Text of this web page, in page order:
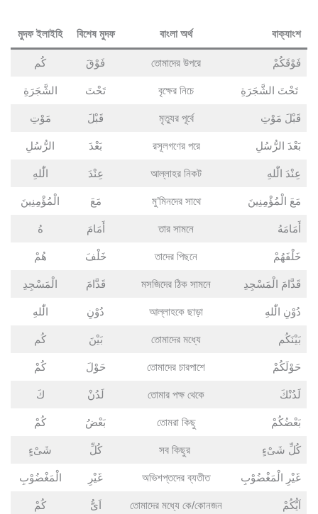
মুদফ ইলাইহি বিশেষ মুদফ বাংলা অর্থ বাক্যাংশ
كُم فَوْقَ তোমাদের উপরে فَوْقَكُمْ
الشَّجَرَةِ تَحْتَ বৃক্ষের নিচে
مَوْتِ قَبْلَ মৃত্যুর পূর্বে قَبْلَ مَوْتِ
الرُّسُلِ بَعْدَ রসূলগণের পরে بَعْدَ الرُّسُلِ
الّٰلهِ عِنْدَ আল্লাহর নিকট عِنْدَ الّٰلهِ
الْمُؤْمِنِينَ مَعَ মু’মিনদের সাথে مَعَ الْمُؤْمِنِينَ
هُ أَمَامَ তার সামনে أَمَامَهُ
هُمْ خَلْفَ তাদের পিছনে خَلْفَهُمْ
الْمَسْجِدِ قَدَّامَ মসজিদের ঠিক সামনে قَدَّامَ الْمَسْجِدِ
الّٰلهِ دُوْنِ আল্লাহকে ছাড়া دُوْنِ الّٰلهِ
كُم بَيْنَ তোমাদের মধ্যে بَيْنَكُم
كُمْ حَوْلَ তোমাদের চারপাশে حَوْلَكُمْ
كَ لَدُنْ তোমার পক্ষ থেকে لَدُنْكَ
كُمْ بَعْضُ তোমরা কিছু بَعْضُكُمْ
شَیْءٍ كُلِّ সব কিছুর كُلِّ شَیْءٍ
الْمَغْضُوْبِ غَیْرِ অভিশপ্তদের ব্যতীত غَیْرِ الْمَغْضُوْبِ
كُمْ اَیُّ তোমাদের মধ্যে কে/কোনজন اَیُّكُمْ